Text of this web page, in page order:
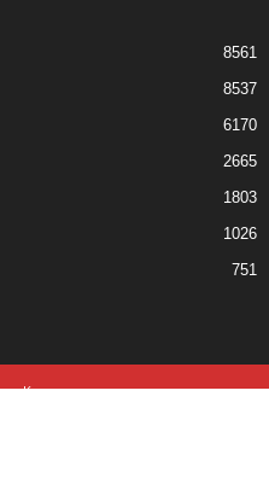
8561
8537
6170
2665
1803
1026
751
Контакты